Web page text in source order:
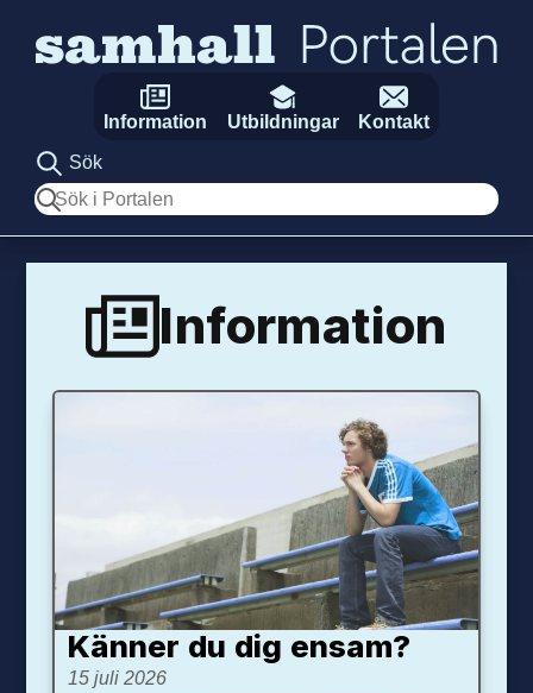
Information Utbildningar
Kontakt
Sök
Sök
Information
Känner du dig ensam?
15 juli 2026